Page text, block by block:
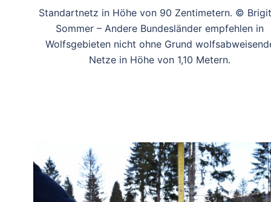
Standartnetz in Höhe von 90 Zentimetern. ©
Sommer – Andere Bundesländer empfehlen in
Wolfsgebieten nicht ohne Grund
Netze in Höhe von 1,10 Metern.